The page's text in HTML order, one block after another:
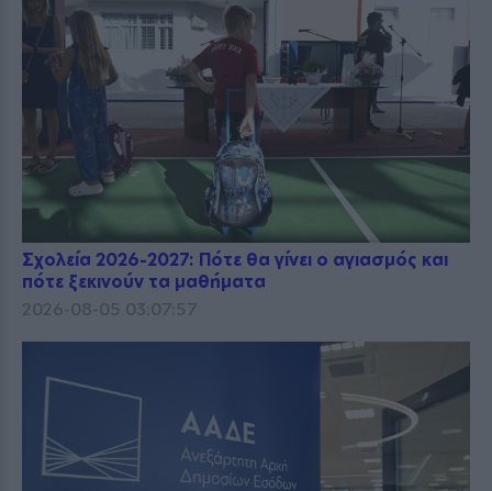
Σχολεία 2026-2027: Πότε θα γίνει ο αγιασμός και
πότε ξεκινούν τα μαθήματα
2026-08-05 03:07:57